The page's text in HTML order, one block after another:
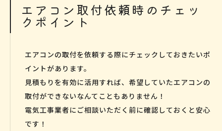
エアコン取付依頼時のチェッ
クポイント
エアコンの取付を依頼する際にチェックしておきたいポ
イントがあります。
見積もりを有効に活用すれば、希望していたエアコンの
取付ができないなんてこともありません！
電気工事業者にご相談いただく前に確認しておくと安心
です！